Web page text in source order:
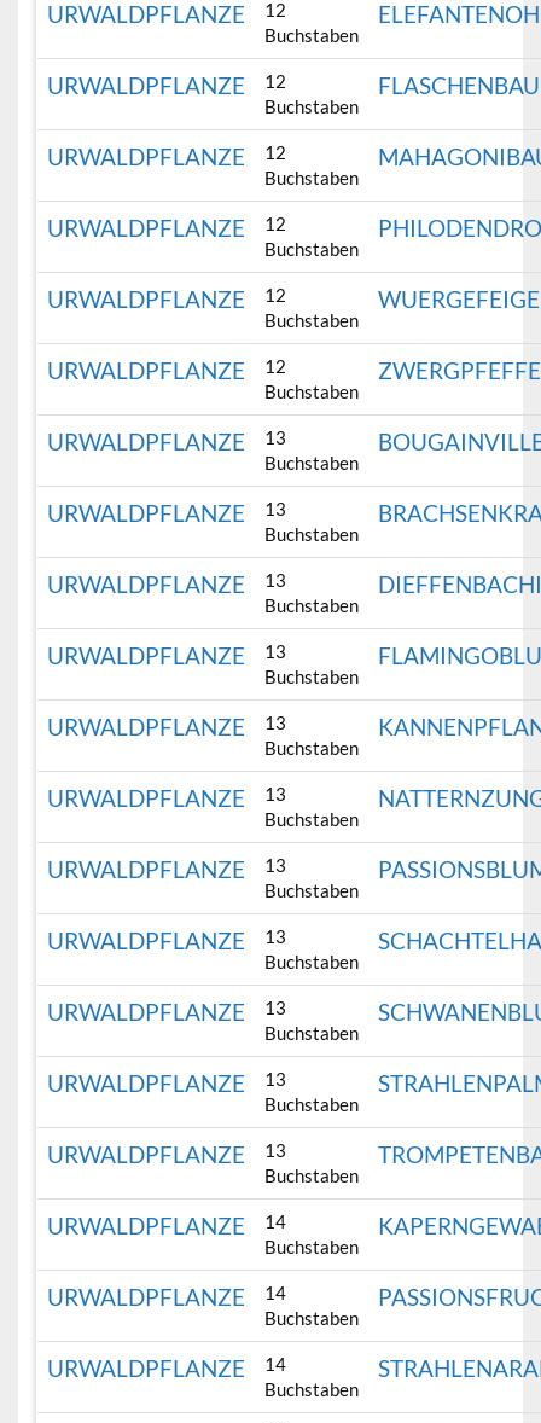
URWALDPFLANZE
12
Buchstaben
URWALDPFLANZE
12
Buchstaben
URWALDPFLANZE
12
Buchstaben
URWALDPFLANZE
12
Buchstaben
URWALDPFLANZE
12
Buchstaben
URWALDPFLANZE
12
Buchstaben
URWALDPFLANZE
13
Buchstaben
URWALDPFLANZE
13
Buchstaben
URWALDPFLANZE
13
Buchstaben
URWALDPFLANZE
13
Buchstaben
URWALDPFLANZE
13
Buchstaben
URWALDPFLANZE
13
Buchstaben
URWALDPFLANZE
13
Buchstaben
URWALDPFLANZE
13
Buchstaben
URWALDPFLANZE
13
Buchstaben
URWALDPFLANZE
13
Buchstaben
URWALDPFLANZE
13
Buchstaben
URWALDPFLANZE
14
Buchstaben
URWALDPFLANZE
14
Buchstaben
URWALDPFLANZE
14
Buchstaben